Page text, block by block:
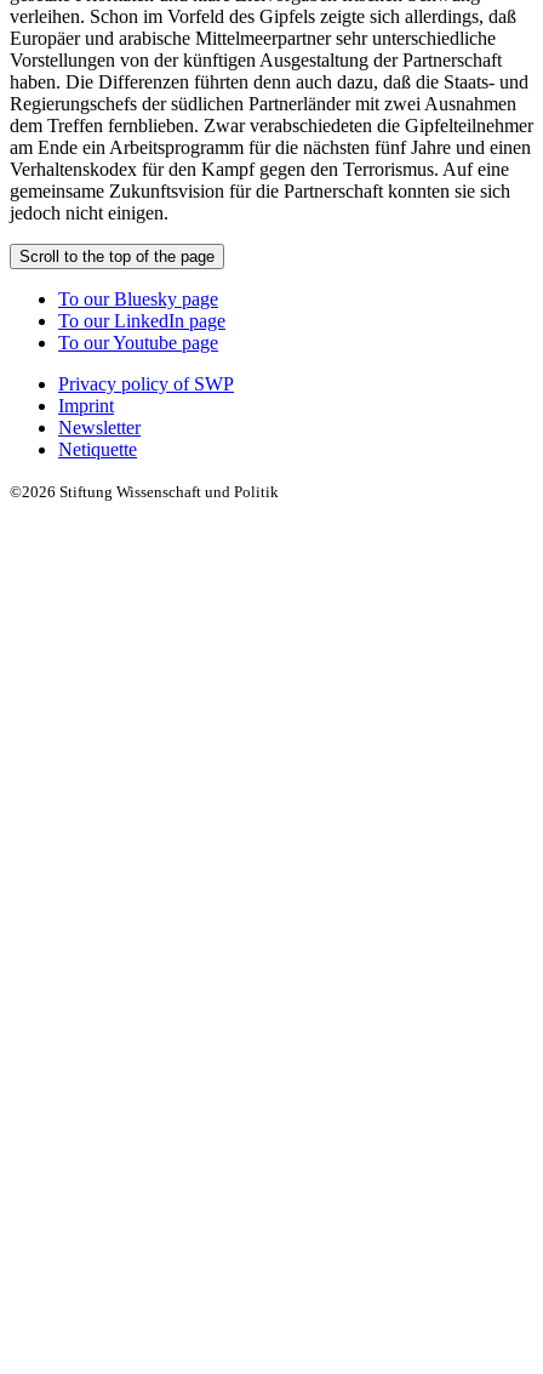
verleihen. Schon im Vorfeld des Gipfels zeigte sich allerdings, daß
Europäer und arabische Mittelmeerpartner sehr unterschiedliche
Vorstellungen von der künftigen Ausgestaltung der Partnerschaft
haben. Die Differenzen führten denn auch dazu, daß die Staats- und
Regierungschefs der südlichen Partnerländer mit zwei Ausnahmen
dem Treffen fernblieben. Zwar verabschiedeten die Gipfelteilnehmer
am Ende ein Arbeitsprogramm für die nächsten fünf Jahre und einen
Verhaltenskodex für den Kampf gegen den Terrorismus. Auf eine
gemeinsame Zukunftsvision für die Partnerschaft konnten sie sich
jedoch nicht einigen.
Scroll to the top of the page
To our Bluesky page
To our LinkedIn page
To our Youtube page
Privacy policy of SWP
Imprint
Newsletter
Netiquette
©2026 Stiftung Wissenschaft und Politik